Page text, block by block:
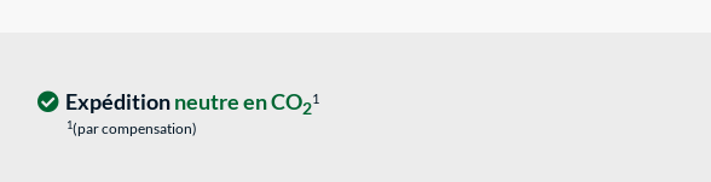
Expéditionneutre en CO21
1(par compensation)